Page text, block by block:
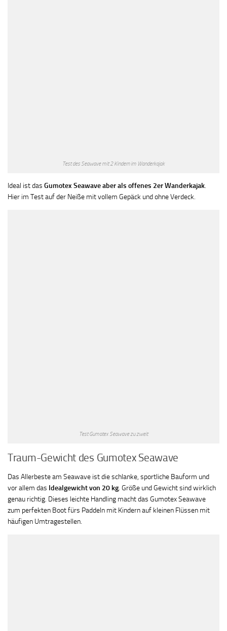
Test des Seawave mit 2 Kindern im Wanderkajak
Ideal ist das Gumotex Seawave aber als offenes 2er Wanderkajak.
Hier im Test auf der Neiße mit vollem Gepäck und ohne Verdeck.
Test Gumotex Seawave zu zweit
Traum-Gewicht des Gumotex Seawave
Das Allerbeste am Seawave ist die schlanke, sportliche Bauform und
vor allem das Idealgewicht von 20 kg. Größe und Gewicht sind wirklich
genau richtig. Dieses leichte Handling macht das Gumotex Seawave
zum perfekten Boot fürs Paddeln mit Kindern auf kleinen Flüssen mit
häufigen Umtragestellen.